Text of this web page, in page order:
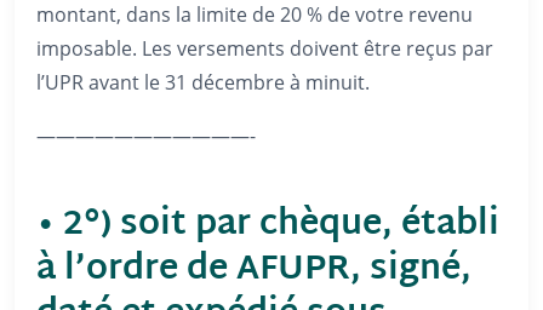
montant, dans la limite de 20 % de votre revenu
imposable. Les versements doivent être reçus par
l’UPR avant le 31 décembre à minuit.
———————————-
• 2°) soit par chèque, établi
à l’ordre de AFUPR, signé,